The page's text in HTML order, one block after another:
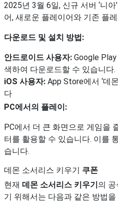
2025년 3월 6일, 신규 서버 ‘니
어, 새로운 플레이어와 기존 플
다운로드 및 설치 방법:
안드로이드 사용자: Google
색하여 다운로드할 수 있습니다.
iOS 사용자: App Store에서 ‘데
다
PC에서의 플레이:
PC에서 더 큰 화면으로 게임을
터를 활용할 수 있습니다. 이를
습니다.
데몬 소서리스 키우기 쿠폰
현재 데몬 소서리스 키우기의
기 위해서는 다음과 같은 방법